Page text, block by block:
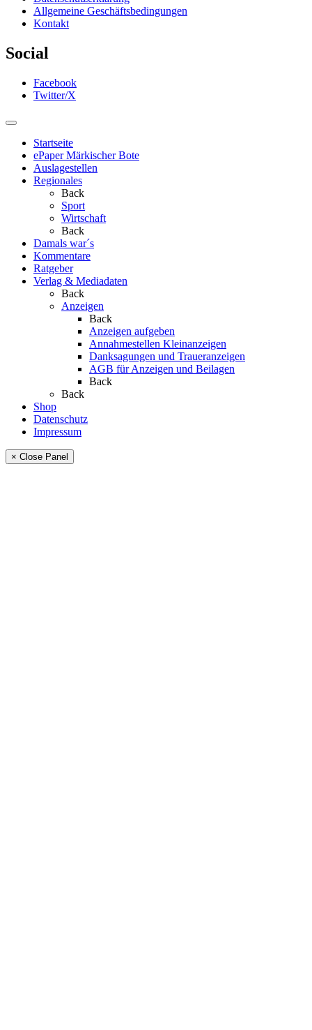
Allgemeine Geschäftsbedingungen
Kontakt
Social
Facebook
Twitter/X
Startseite
ePaper Märkischer Bote
Auslagestellen
Regionales
Back
Sport
Wirtschaft
Back
Damals war´s
Kommentare
Ratgeber
Verlag & Mediadaten
Back
Anzeigen
Back
Anzeigen aufgeben
Annahmestellen Kleinanzeigen
Danksagungen und Traueranzeigen
AGB für Anzeigen und Beilagen
Back
Back
Shop
Datenschutz
Impressum
× Close Panel